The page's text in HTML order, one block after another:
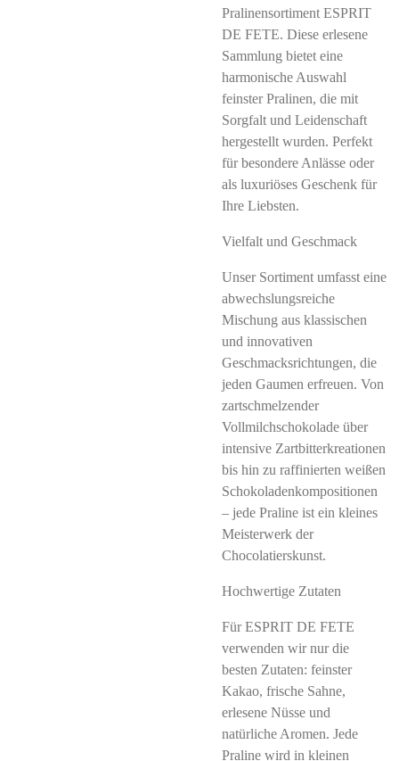
Pralinensortiment ESPRIT
DE FETE. Diese erlesene
Sammlung bietet eine
harmonische Auswahl
feinster Pralinen, die mit
Sorgfalt und Leidenschaft
hergestellt wurden. Perfekt
für besondere Anlässe oder
als luxuriöses Geschenk für
Ihre Liebsten.
Vielfalt und Geschmack
Unser Sortiment umfasst eine
abwechslungsreiche
Mischung aus klassischen
und innovativen
Geschmacksrichtungen, die
jeden Gaumen erfreuen. Von
zartschmelzender
Vollmilchschokolade über
intensive Zartbitterkreationen
bis hin zu raffinierten weißen
Schokoladenkompositionen
– jede Praline ist ein kleines
Meisterwerk der
Chocolatierskunst.
Hochwertige Zutaten
Für ESPRIT DE FETE
verwenden wir nur die
besten Zutaten: feinster
Kakao, frische Sahne,
erlesene Nüsse und
natürliche Aromen. Jede
Praline wird in kleinen